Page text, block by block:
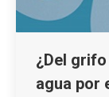
¿Del
agua por